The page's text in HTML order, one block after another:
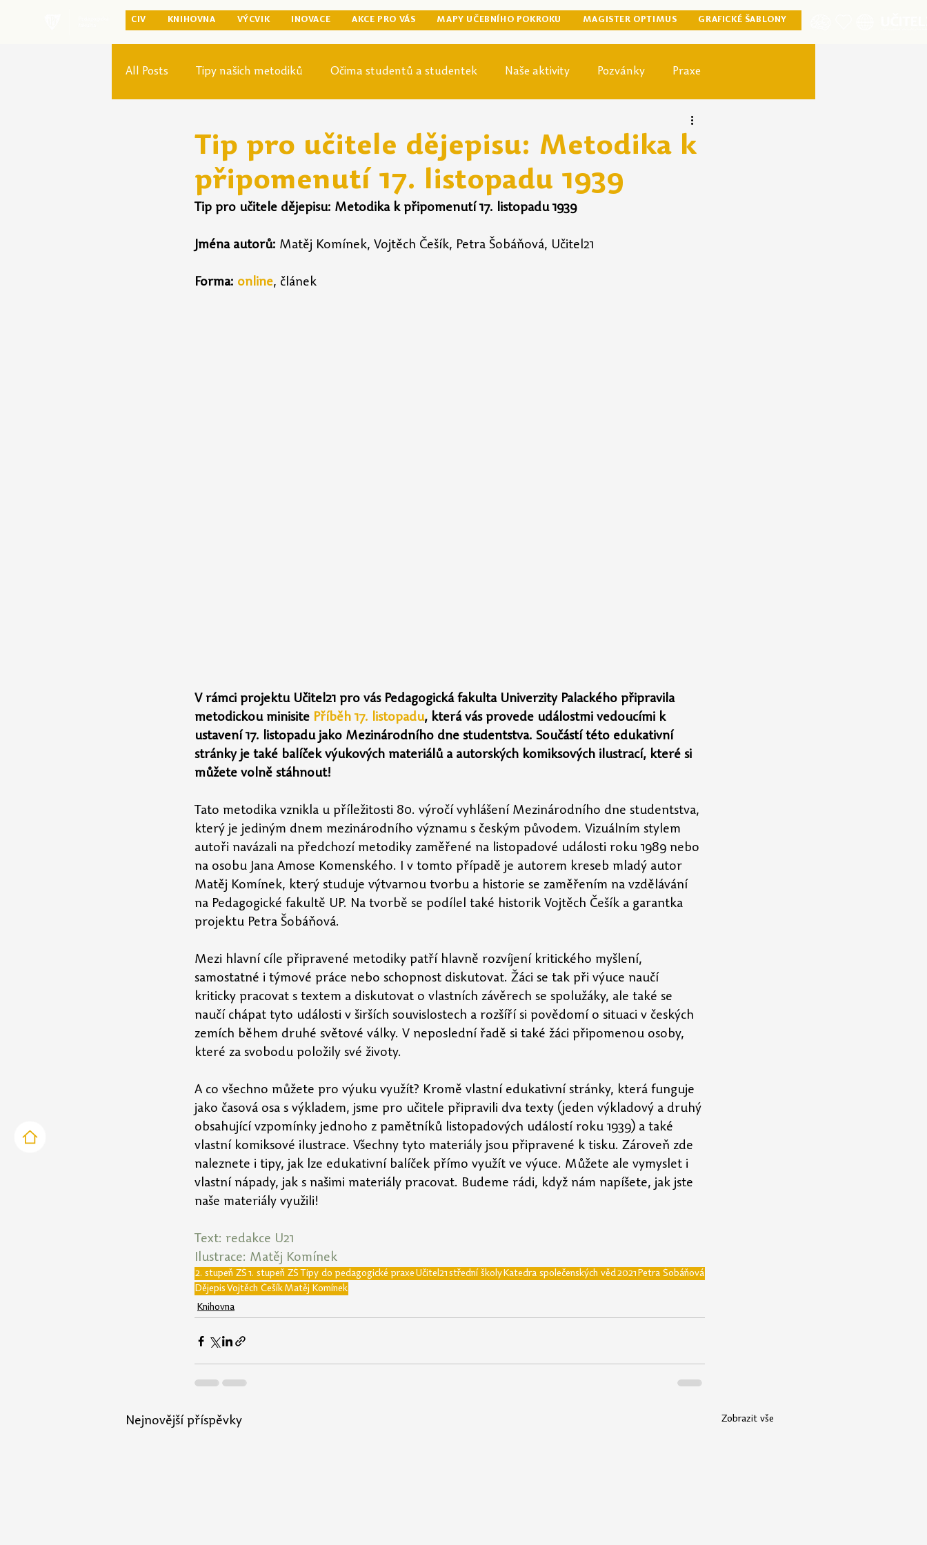
CIV KNIHOVNA VÝCVIK INOVACE AKCE PRO VÁS MAPY UČEBNÍHO POKROKU MAGISTER OPTIMUS GRAFICKÉ ŠABLONY
All Posts Tipy našich metodiků Očima studentů a studentek Naše aktivity Pozvánky Praxe
Tip pro učitele dějepisu: Metodika k
připomenutí 17. listopadu 1939
Tip pro učitele dějepisu: Metodika k připomenutí 17. listopadu 1939
Jména autorů: Matěj Komínek, Vojtěch Češík, Petra Šobáňová, Učitel21
Forma: online, článek
V rámci projektu Učitel21 pro vás Pedagogická fakulta Univerzity Palackého připravila
metodickou minisite Příběh 17. listopadu, která vás provede událostmi vedoucími k
ustavení 17. listopadu jako Mezinárodního dne studentstva. Součástí této edukativní
stránky je také balíček výukových materiálů a autorských komiksových ilustrací, které si
můžete volně stáhnout!
Tato metodika vznikla u příležitosti 80. výročí vyhlášení Mezinárodního dne studentstva,
který je jediným dnem mezinárodního významu s českým původem. Vizuálním stylem
autoři navázali na předchozí metodiky zaměřené na listopadové události roku 1989 nebo
na osobu Jana Amose Komenského. I v tomto případě je autorem kreseb mladý autor
Matěj Komínek, který studuje výtvarnou tvorbu a historie se zaměřením na vzdělávání
na Pedagogické fakultě UP. Na tvorbě se podílel také historik Vojtěch Češík a garantka
projektu Petra Šobáňová.
Mezi hlavní cíle připravené metodiky patří hlavně rozvíjení kritického myšlení,
samostatné i týmové práce nebo schopnost diskutovat. Žáci se tak při výuce naučí
kriticky pracovat s textem a diskutovat o vlastních závěrech se spolužáky, ale také se
naučí chápat tyto události v širších souvislostech a rozšíří si povědomí o situaci v českých
zemích během druhé světové války. V neposlední řadě si také žáci připomenou osoby,
které za svobodu položily své životy.
A co všechno můžete pro výuku využít? Kromě vlastní edukativní stránky, která funguje
jako časová osa s výkladem, jsme pro učitele připravili dva texty (jeden výkladový a druhý
obsahující vzpomínky jednoho z pamětníků listopadových událostí roku 1939) a také
vlastní komiksové ilustrace. Všechny tyto materiály jsou připravené k tisku. Zároveň zde
naleznete i tipy, jak lze edukativní balíček přímo využít ve výuce. Můžete ale vymyslet i
vlastní nápady, jak s našimi materiály pracovat. Budeme rádi, když nám napíšete, jak jste
naše materiály využili!
Text: redakce U21
Ilustrace: Matěj Komínek
2. stupeň ZŠ 1. stupeň ZŠ Tipy do pedagogické praxe Učitel21 střední školyKatedra společenských věd2021 Petra Šobáňová
Dějepis Vojtěch Češík Matěj Komínek
Knihovna
Nejnovější příspěvky Zobrazit vše